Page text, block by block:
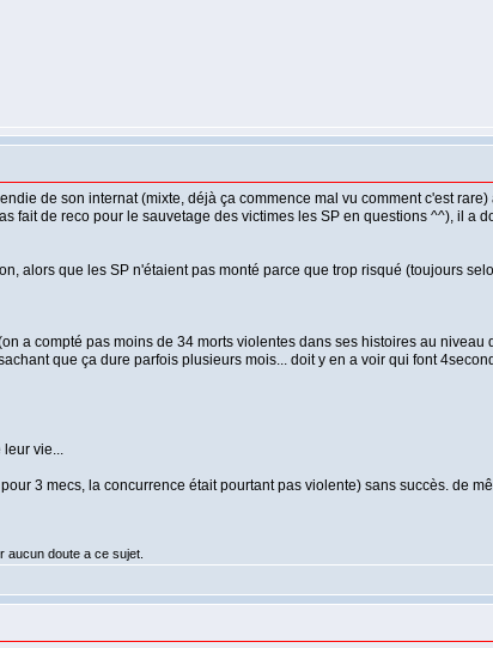
de son internat (mixte, déjà ça commence mal vu comment c'est
fait de reco pour le sauvetage des victimes les SP en questions ^^), il a
alors que les SP n'étaient pas monté parce que trop risqué (toujours
a compté pas moins de 34 morts violentes dans ses histoires au
que ça dure parfois plusieurs mois... doit y en a voir qui font
leur vie...
3 mecs, la concurrence était pourtant pas violente) sans succès. de
aucun doute a ce sujet.